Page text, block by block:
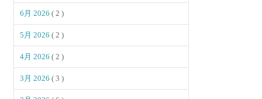
6月 2026( 2 )
5月 2026( 2 )
4月 2026( 2 )
3月 2026( 3 )